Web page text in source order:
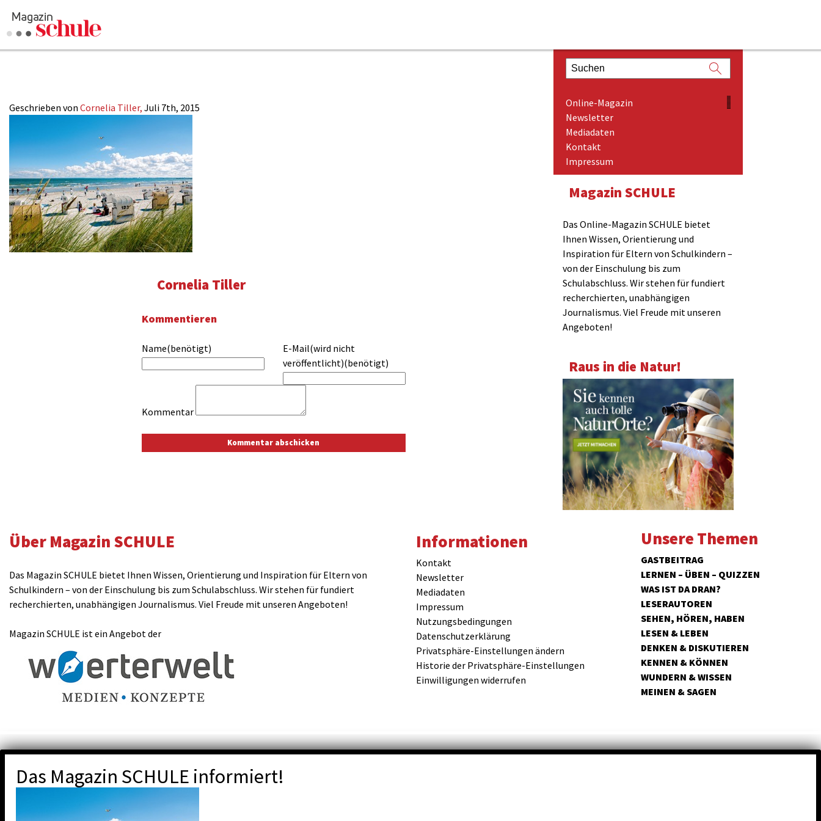
Geschrieben von Cornelia Tiller, Juli 7th, 2015
Cornelia Tiller
Kommentieren
Name(benötigt)
E-Mail(wird nicht
veröffentlicht)(benötigt)
Kommentar
Online-Magazin
Newsletter
Mediadaten
Kontakt
Impressum
Magazin SCHULE
Das Online-Magazin SCHULE bietet
Ihnen Wissen, Orientierung und
Inspiration für Eltern von Schulkindern –
von der Einschulung bis zum
Schulabschluss. Wir stehen für fundiert
recherchierten, unabhängigen
Journalismus. Viel Freude mit unseren
Angeboten!
Raus in die Natur!
Über Magazin SCHULE
Das Magazin SCHULE bietet Ihnen Wissen, Orientierung und Inspiration für Eltern von
Schulkindern – von der Einschulung bis zum Schulabschluss. Wir stehen für fundiert
recherchierten, unabhängigen Journalismus. Viel Freude mit unseren Angeboten!
Magazin SCHULE ist ein Angebot der
Informationen
Kontakt
Newsletter
Mediadaten
Impressum
Nutzungsbedingungen
Datenschutzerklärung
Privatsphäre-Einstellungen ändern
Historie der Privatsphäre-Einstellungen
Einwilligungen widerrufen
Unsere Themen
GASTBEITRAG
LERNEN – ÜBEN – QUIZZEN
WAS IST DA DRAN?
LESERAUTOREN
SEHEN, HÖREN, HABEN
LESEN & LEBEN
DENKEN & DISKUTIEREN
KENNEN & KÖNNEN
WUNDERN & WISSEN
MEINEN & SAGEN
Das Magazin SCHULE informiert!